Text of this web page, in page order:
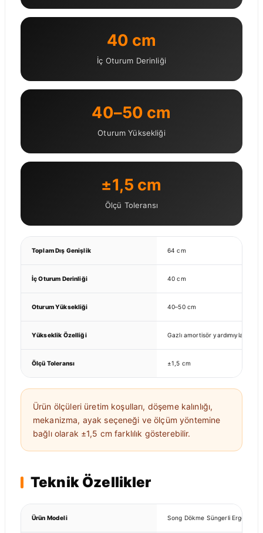
40 cm
İç Oturum Derinliği
40–50 cm
Oturum Yüksekliği
±1,5 cm
Ölçü Toleransı
Toplam Dış Genişlik 64 cm
İç Oturum Derinliği 40 cm
Oturum Yüksekliği 40–50 cm
Yükseklik Özelliği Gazlı amortisör yardımıyla
Ölçü Toleransı ±1,5 cm
Ürün ölçüleri üretim koşulları, döşeme kalınlığı,
mekanizma, ayak seçeneği ve ölçüm yöntemine
bağlı olarak ±1,5 cm farklılık gösterebilir.
Teknik Özellikler
Ürün Modeli Song Dökme Süngerli